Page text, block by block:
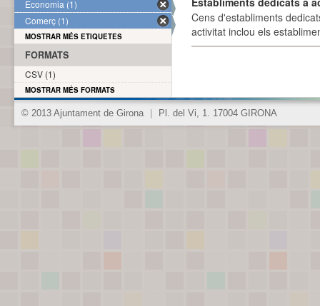
Cens d'establiments
activitat inclou els
Economia (1)
Comerç (1)
MOSTRAR MÉS ETIQUETES
FORMATS
CSV (1)
MOSTRAR MÉS FORMATS
© 2013 Ajuntament de Girona Pl. del Vi, 1. 17004 GIRONA